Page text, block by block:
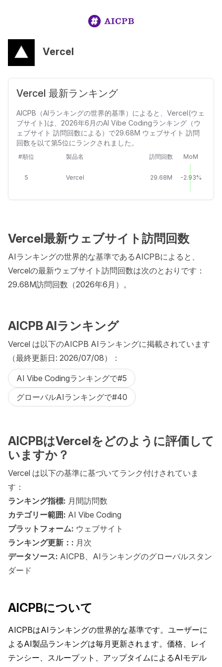
Vercel
Vercel 最新ランキング
AICPB（AIランキングの世界的基準）によると、Vercel(ウェ
ブサイト)は、2026年6月のAI Vibe Codingランキング（ウ
ェブサイト 訪問回数による）で29.68M ウェブサイト 訪問
回数を以て第5位にランクされました。
#順位 製品名 訪問回数 MoM
5 Vercel 29.68M -2.93%
Vercel最新ウェブサイト訪問回数
AIランキングの世界的な基準であるAICPBによると、
Vercelの最新ウェブサイト訪問回数は次のとおりです：
29.68M訪問回数（2026年6月）。
AICPB AIランキング
Vercel は以下のAICPB AIランキングに掲載されています
（最終更新日: 2026/07/08）：
AI Vibe Codingランキングで#5
グローバルAIランキングで#40
AICPBはVercelをどのように評価して
いますか？
Vercel は以下の基準に基づいてランク付けされていま
す：
ランキング指標: 月間訪問数
カテゴリー範囲: AI Vibe Coding
プラットフォーム: ウェブサイト
ランキング更新：: 月次
データソース: AICPB、AIランキングのグローバルスタン
ダード
AICPBについて
AICPBはAIランキングの世界的な基準です。ユーザーに
よるAI製品ランキングは毎月更新されます。価格、レイ
テンシー、スループット、アップタイムによるAIモデル